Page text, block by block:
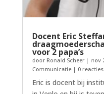
Docent Eric
voor 2 papa’s
door Ronald Scheer| nov
Communicatie| 0 reacties
Eric is docent bij